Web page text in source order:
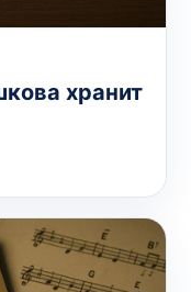
хранит